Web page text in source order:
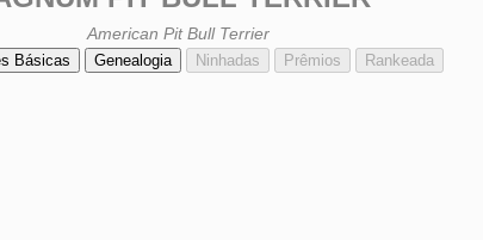
American Pit Bull Terrier
Básicas Genealogia Ninhadas Prêmios Rankeada